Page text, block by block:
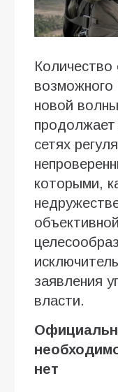
возможного
новой
сетях
которыми,
заявления
власти.
нет